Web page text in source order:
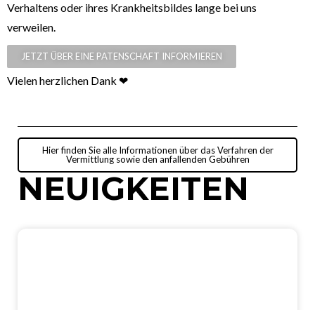
Verhaltens oder ihres Krankheitsbildes lange bei uns
verweilen.
JETZT ÜBER EINE PATENSCHAFT INFORMIEREN
Vielen herzlichen Dank ❤
Hier finden Sie alle Informationen über das Verfahren der
Vermittlung sowie den anfallenden Gebühren
NEUIGKEITEN